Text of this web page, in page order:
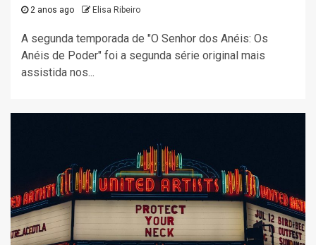
2 anos ago Elisa Ribeiro
A segunda temporada de "O Senhor dos Anéis: Os
Anéis de Poder" foi a segunda série original mais
assistida nos...